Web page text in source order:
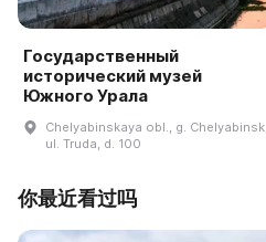
Государственный
исторический музей
Южного Урала
Chelyabinskaya obl., g. Chelyabinsk,
ul. Truda, d. 100
你最近看过吗